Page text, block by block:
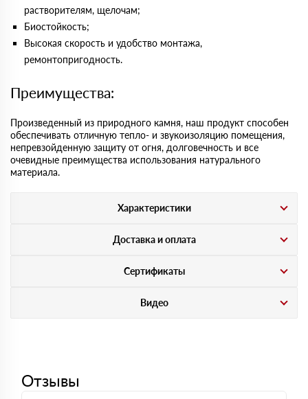
растворителям, щелочам;
Биостойкость;
Высокая скорость и удобство монтажа,
ремонтопригодность.
Преимущества:
Произведенный из природного камня, наш продукт способен
обеспечивать отличную тепло- и звукоизоляцию помещения,
непревзойденную защиту от огня, долговечность и все
очевидные преимущества использования натурального
материала.
Характеристики
Доставка и оплата
Сертификаты
Видео
Отзывы